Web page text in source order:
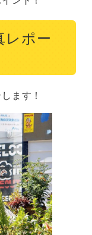
レポー
ます！